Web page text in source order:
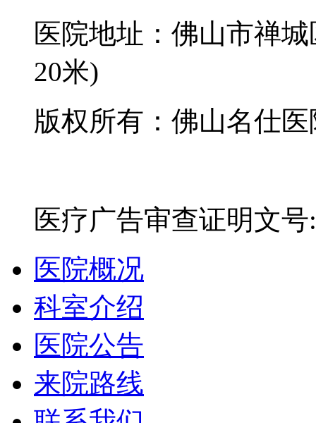
医院地址：佛山市禅
20米)
版权所有：佛山名仕
医疗广告审查证明文
医院概况
科室介绍
医院公告
来院路线